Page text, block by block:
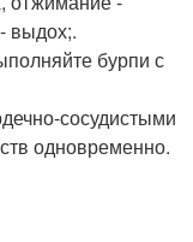
выдох;.
бурпи с
сосудистыми
одновременно.